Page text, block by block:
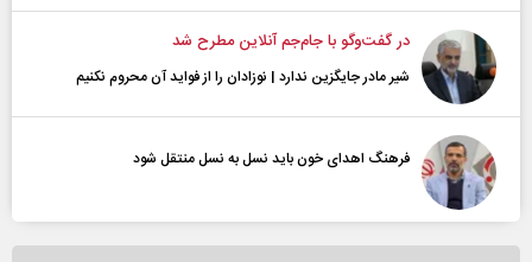
در گفت‌و‌گو با جام‌جم آنلاین مطرح شد
شیر مادر جایگزین ندارد | نوزادان را از فواید آن محروم نکنیم
فرهنگ اهدای خون باید نسل به نسل منتقل شود